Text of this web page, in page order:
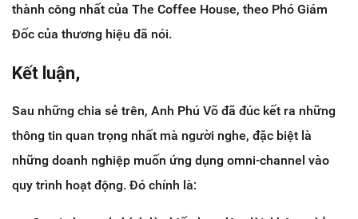
thành công nhất của The Coffee House, theo Phó Giám
Đốc của thương hiệu đã nói.
Kết luận,
Sau những chia sẻ trên, Anh Phú Võ đã đúc kết ra những
thông tin quan trọng nhất mà người nghe, đặc biệt là
những doanh nghiệp muốn ứng dụng omni-channel vào
quy trình hoạt động. Đó chính là: